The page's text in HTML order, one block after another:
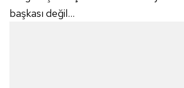
başkası değil...